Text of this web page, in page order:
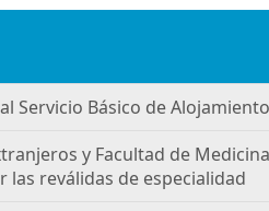
Servicio Básico de Alojamiento
y Facultad de
las reválidas de especialidad